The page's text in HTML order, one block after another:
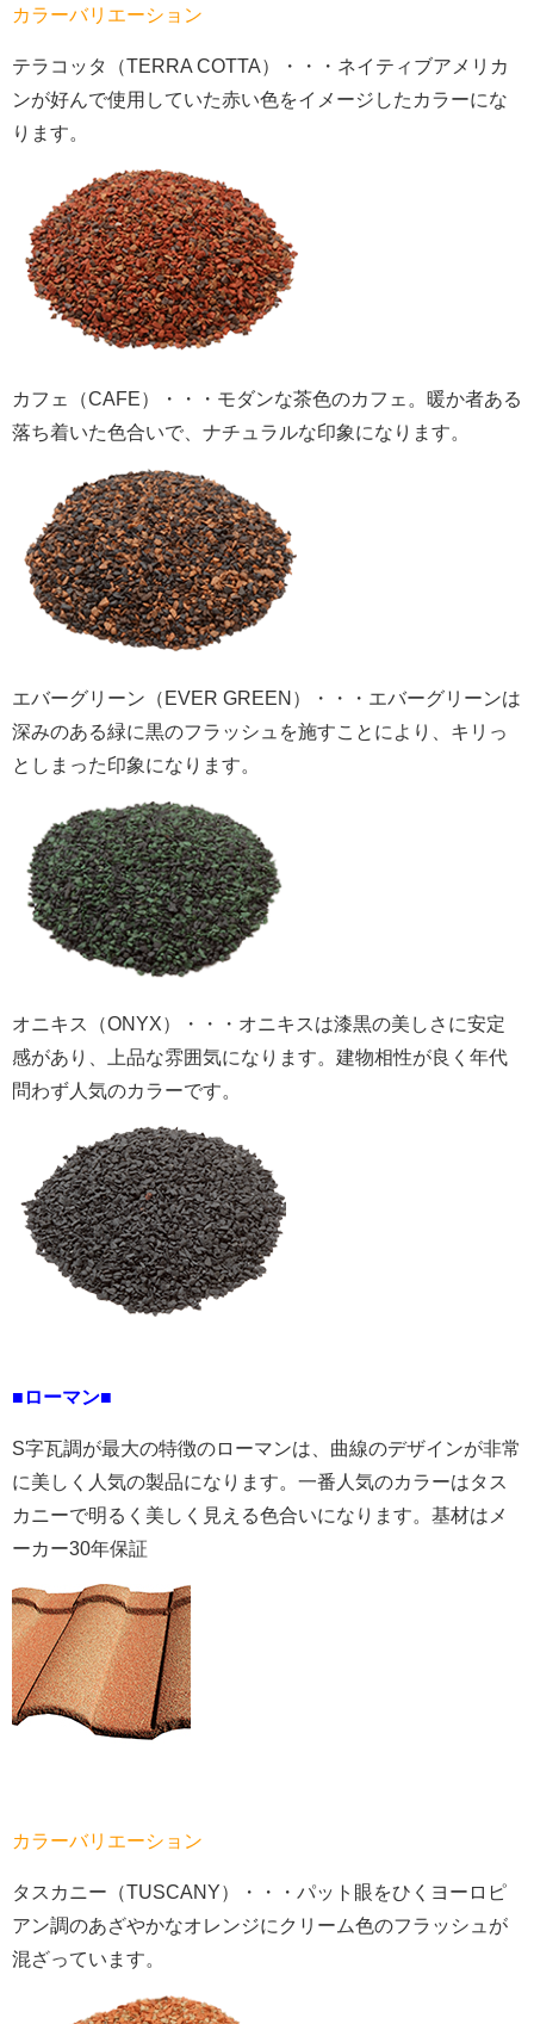
カラーバリエーション
テラコッタ（TERRA COTTA）・・・ネイティブアメリカ
ンが好んで使用していた赤い色をイメージしたカラーにな
ります。
カフェ（CAFE）・・・モダンな茶色のカフェ。暖か者ある
落ち着いた色合いで、ナチュラルな印象になります。
エバーグリーン（EVER GREEN）・・・エバーグリーンは
深みのある緑に黒のフラッシュを施すことにより、キリっ
としまった印象になります。
オニキス（ONYX）・・・オニキスは漆黒の美しさに安定
感があり、上品な雰囲気になります。建物相性が良く年代
問わず人気のカラーです。
■ローマン■
S字瓦調が最大の特徴のローマンは、曲線のデザインが非常
に美しく人気の製品になります。一番人気のカラーはタス
カニーで明るく美しく見える色合いになります。基材はメ
ーカー30年保証
カラーバリエーション
タスカニー（TUSCANY）・・・パット眼をひくヨーロピ
アン調のあざやかなオレンジにクリーム色のフラッシュが
混ざっています。